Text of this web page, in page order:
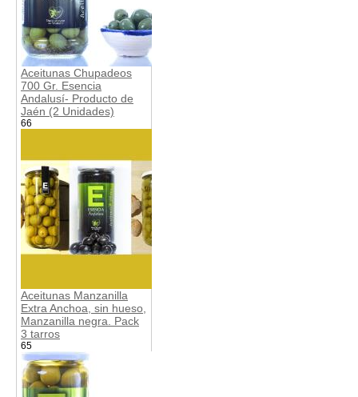
Aceitunas Chupadeos
700 Gr. Esencia
Andalusí- Producto de
Jaén (2 Unidades)
66
Aceitunas Manzanilla
Extra Anchoa, sin hueso,
Manzanilla negra. Pack
3 tarros
65